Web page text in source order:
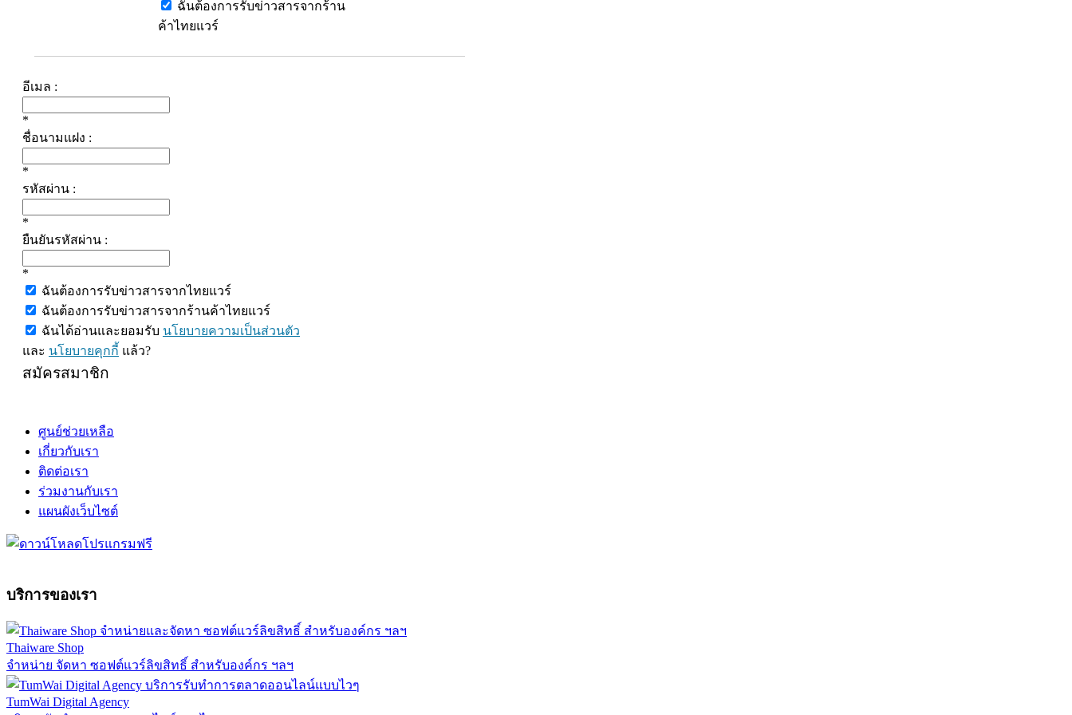
ฉันต้องการรับข่าวสารจากร้าน
ค้าไทยแวร์
อีเมล :
*
ชื่อนามแฝง :
*
รหัสผ่าน :
*
ยืนยันรหัสผ่าน :
*
ฉันต้องการรับข่าวสารจากไทยแวร์
ฉันต้องการรับข่าวสารจากร้านค้าไทยแวร์
ฉันได้อ่านและยอมรับ นโยบายความเป็นส่วนตัว
และ นโยบายคุกกี้ แล้ว?
สมัครสมาชิก
ศูนย์ช่วยเหลือ
เกี่ยวกับเรา
ติดต่อเรา
ร่วมงานกับเรา
แผนผังเว็บไซต์
บริการของเรา
Thaiware Shop
จำหน่าย จัดหา ซอฟต์แวร์ลิขสิทธิ์ สำหรับองค์กร ฯลฯ
TumWai Digital Agency